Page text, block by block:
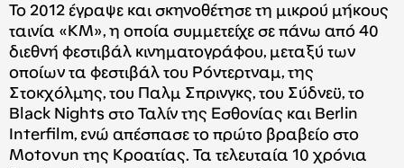
Το 2012 έγραψε και σκηνοθέτησε τη μικρού μήκους
ταινία «ΚΜ», η οποία συμμετείχε σε πάνω από 40
διεθνή φεστιβάλ κινηματογράφου, μεταξύ των
οποίων τα φεστιβάλ του Ρόντερτναμ, της
Στοκχόλμης, του Παλμ Σπρινγκς, του Σύδνεϋ, το
Black Nights στο Ταλίν της Εσθονίας και Berlin
Interfilm, ενώ απέσπασε το πρώτο βραβείο στο
Motovun της Κροατίας. Τα τελευταία 10 χρόνια